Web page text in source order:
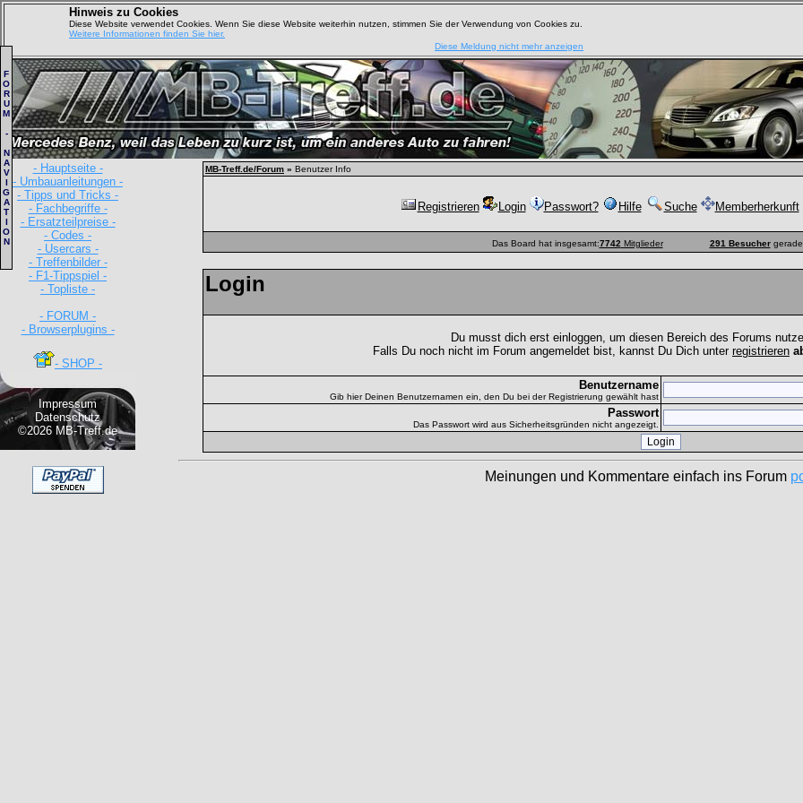
Hinweis zu Cookies
Diese Website verwendet Cookies. Wenn Sie diese Website weiterhin nutzen, stimmen Sie der Verwendung von Cookies zu.
Weitere Informationen finden Sie hier.
Diese Meldung nicht mehr anzeigen
- Hauptseite -
- Umbauanleitungen -
- Tipps und Tricks -
- Fachbegriffe -
- Ersatzteilpreise -
- Codes -
- Usercars -
- Treffenbilder -
- F1-Tippspiel -
- Topliste -
- FORUM -
- Browserplugins -
- SHOP -
Impressum
Datenschutz
©2026 MB-Treff.de
F
O
R
U
M
-
N
A
V
I
G
A
T
I
O
N
MB-Treff.de/Forum » Benutzer Info
Registrieren Login Passwort? Hilfe Suche Memberherkunft
Das Board hat insgesamt:7742 Mitglieder 291 Besuchergerade
Login
Du musst dich erst einloggen, um diesen Bereich des Forums
Falls Du noch nicht im Forum angemeldet bist, kannst Du Dich unter registrieren
Benutzername
Gib hier Deinen Benutzernamen ein, den Du bei der Registrierung gewählt hast
Passwort
Das Passwort wird aus Sicherheitsgründen nicht angezeigt.
Meinungen und Kommentare einfach ins Forum